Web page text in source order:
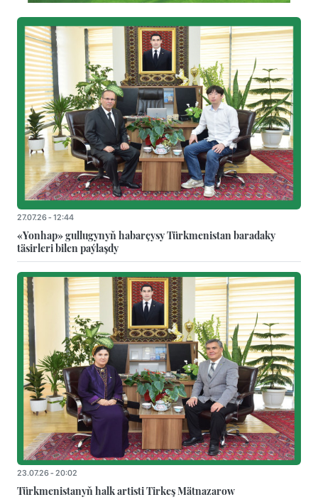
27.07.26 - 12:44
«Yonhap» gullugynyň habarçysy Türkmenistan baradaky
täsirleri bilen paýlaşdy
23.07.26 - 20:02
Türkmenistanyň halk artisti Tirkeş Mätnazarow